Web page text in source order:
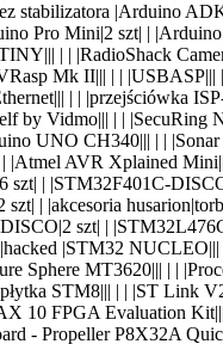
stabilizatora |Arduino
Pro Mini|2 szt| |
|| | | |RadioShack
Mk II||| | | |USBASP|||
|| | | |przejściówka
by Vidmo||| | | |SecuRing
UNO CH340||| | |
| |Atmel AVR Xplained Mini|
szt| | |STM32F401C-
szt| | |akcesoria
szt| |
|hacked |STM32 NUCLEO|||
Sphere MT3620||| | |
STM8||| | | |ST Link
10 FPGA Evaluation Kit|||
- Propeller P8X32A